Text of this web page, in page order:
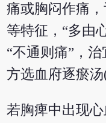
痛或胸闷作痛
等特征，“多由
“不通则痛”，
方选血府逐瘀汤
若胸痺中出现